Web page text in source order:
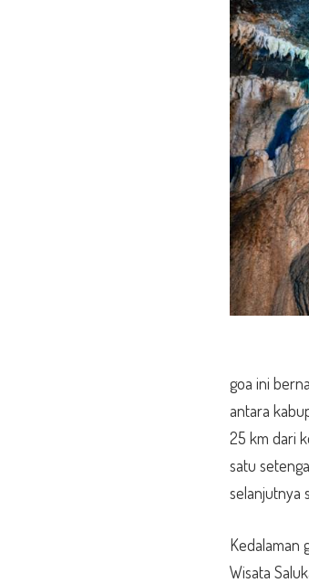
goa ini
antara
25 km dari
satu
selanjutnya
Kedalaman
Wisata